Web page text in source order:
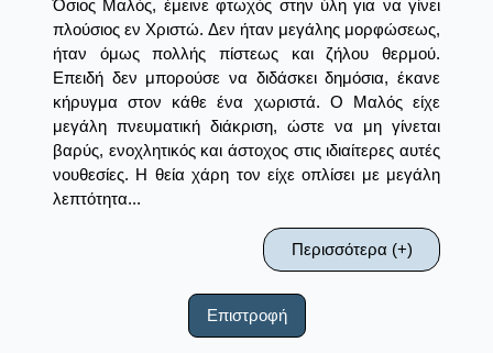
Όσιος Μαλός, έμεινε φτωχός στην ύλη για να γίνει
πλούσιος εν Χριστώ. Δεν ήταν μεγάλης μορφώσεως,
ήταν όμως πολλής πίστεως και ζήλου θερμού.
Επειδή δεν μπορούσε να διδάσκει δημόσια, έκανε
κήρυγμα στον κάθε ένα χωριστά. Ο Μαλός είχε
μεγάλη πνευματική διάκριση, ώστε να μη γίνεται
βαρύς, ενοχλητικός και άστοχος στις ιδιαίτερες αυτές
νουθεσίες. Η θεία χάρη τον είχε οπλίσει με μεγάλη
λεπτότητα...
Περισσότερα (+)
Επιστροφή